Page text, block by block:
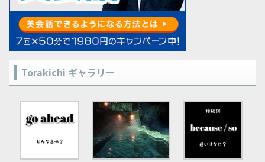
Torakichi ギャラリー